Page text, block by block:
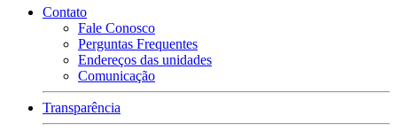
Contato
Fale Conosco
Perguntas Frequentes
Endereços das unidades
Comunicação
Transparência